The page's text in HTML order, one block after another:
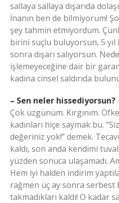
sallaya sallaya dışarıda
İnanın ben de bilmiyorum!
şey tahmin etmiyordum.
birini suçlu buluyorsun, 5
sonra dışarı salıyorsun.
işlemeyeceğine dair bir
kadına cinsel saldırıda
– Sen neler hissediyorsun?
Çok üzgünüm. Kırgınım.
kadınları hiçe saymak bu.
değeriniz yok!” demek.
kaldı, son anda kendimi
yüzden sonuca ulaşamadı.
Hem iyi halden indirim
rağmen üç ay sonra serbest
takmadıkları kaldı! O kadar